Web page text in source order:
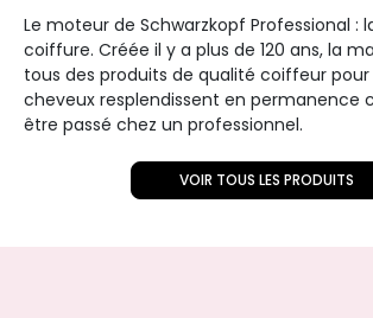
Le moteur de Schwarzkopf Professional :
coiffure. Créée il y a plus de 120 ans, la
tous des produits de qualité coiffeur pour
cheveux resplendissent en permanence
être passé chez un professionnel.
VOIR TOUS LES PRODUITS